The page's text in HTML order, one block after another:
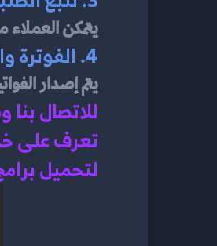
يتمكن
4. الفوترة والدفع
يتم إصدار
للاتصال
تعرف على
لتحميل